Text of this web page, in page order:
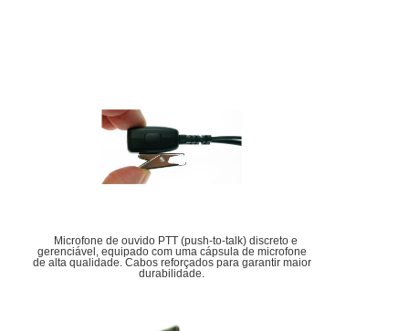
Microfone de ouvido PTT (push-to-talk) discreto e
gerenciável, equipado com uma cápsula de microfone
de alta qualidade. Cabos reforçados para garantir maior
durabilidade.